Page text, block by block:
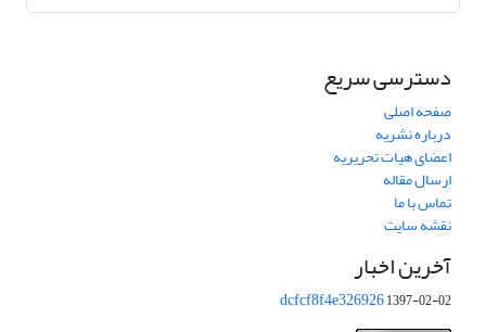
دسترسی سریع
صفحه اصلی
درباره نشریه
اعضای هیات تحریریه
ارسال مقاله
تماس با ما
نقشه سایت
آخرین اخبار
dcfcf8f4e3269261397-02-02